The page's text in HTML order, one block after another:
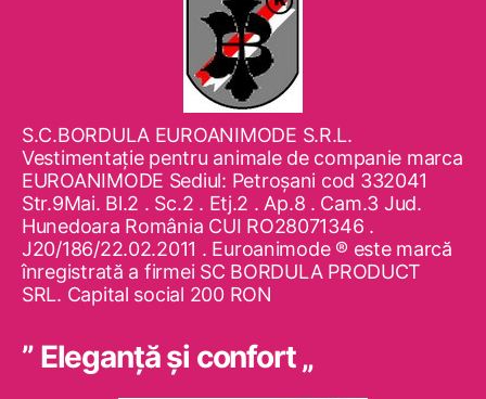
S.C.BORDULA EUROANIMODE S.R.L.
Vestimentaţie pentru animale de companie marca
EUROANIMODE Sediul: Petroşani cod 332041
Str.9Mai. Bl.2 . Sc.2 . Etj.2 . Ap.8 . Cam.3 Jud.
Hunedoara România CUI RO28071346 .
J20/186/22.02.2011 . Euroanimode ® este marcă
înregistrată a firmei SC BORDULA PRODUCT
SRL. Capital social 200 RON
” Eleganţă şi confort „